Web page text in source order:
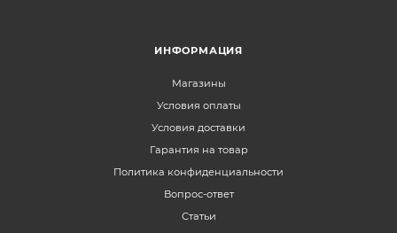
ИНФОРМАЦИЯ
Магазины
Условия оплаты
Условия доставки
Гарантия на товар
Политика конфиденциальности
Вопрос-ответ
Статьи